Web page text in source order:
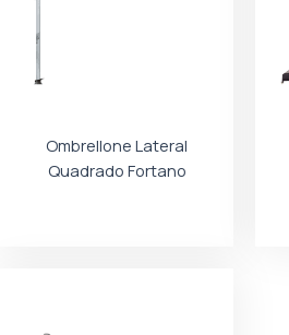
Ombrellone Lateral
Quadrado Fortano